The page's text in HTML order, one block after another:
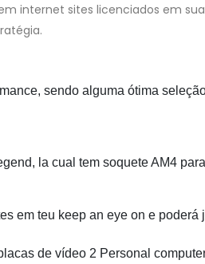
internet sites licenciados em
sendo alguma ótima
la cual tem soquete AM4
em teu keep an eye on e poderá
de vídeo 2 Personal